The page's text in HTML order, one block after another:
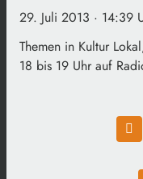
29. Juli 2013 · 14:39
Themen in Kultur
18 bis 19 Uhr auf